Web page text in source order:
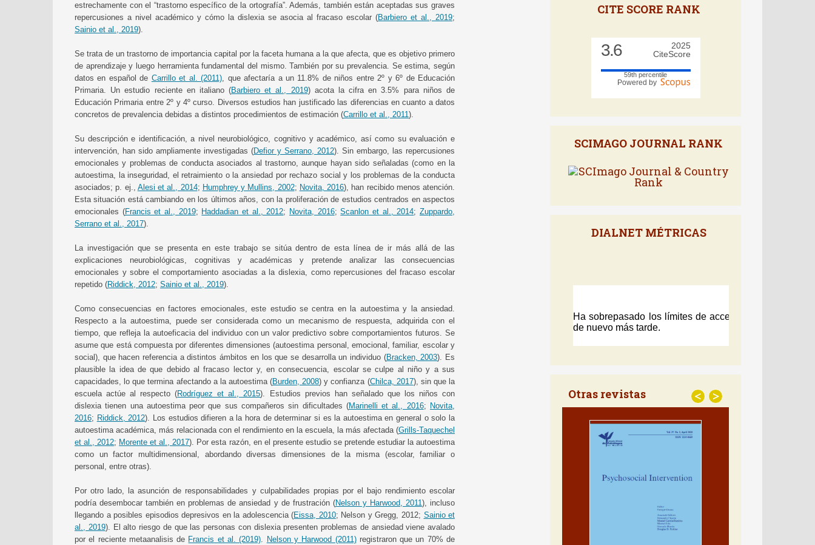
estrechamente con el “trastorno específico de la ortografía”. Además, también están aceptadas sus graves
repercusiones a nivel académico y cómo la dislexia se asocia al fracaso escolar (Barbiero et al., 2019;
Sainio et al., 2019).
Se trata de un trastorno de importancia capital por la faceta humana a la que afecta, que es objetivo primero
de aprendizaje y luego herramienta fundamental del mismo. También por su prevalencia. Se estima, según
datos en español de Carrillo et al. (2011), que afectaría a un 11.8% de niños entre 2º y 6º de Educación
Primaria. Un estudio reciente en italiano (Barbiero et al., 2019) acota la cifra en 3.5% para niños de
Educación Primaria entre 2º y 4º curso. Diversos estudios han justificado las diferencias en cuanto a datos
concretos de prevalencia debidas a distintos procedimientos de estimación (Carrillo et al., 2011).
Su descripción e identificación, a nivel neurobiológico, cognitivo y académico, así como su evaluación e
intervención, han sido ampliamente investigadas (Defior y Serrano, 2012). Sin embargo, las repercusiones
emocionales y problemas de conducta asociados al trastorno, aunque hayan sido señaladas (como en la
autoestima, la inseguridad, el retraimiento o la ansiedad por rechazo social y los problemas de la conducta
asociados; p. ej., Alesi et al., 2014; Humphrey y Mullins, 2002; Novita, 2016), han recibido menos atención.
Esta situación está cambiando en los últimos años, con la proliferación de estudios centrados en aspectos
emocionales (Francis et al., 2019; Haddadian et al., 2012; Novita, 2016;Scanlon et al., 2014;Zuppardo,
Serrano et al., 2017).
La investigación que se presenta en este trabajo se sitúa dentro de esta línea de ir más allá de las
explicaciones neurobiológicas, cognitivas y académicas y pretende analizar las consecuencias
emocionales y sobre el comportamiento asociadas a la dislexia, como repercusiones del fracaso escolar
repetido (Riddick, 2012; Sainio et al., 2019).
Como consecuencias en factores emocionales, este estudio se centra en la autoestima y la ansiedad.
Respecto a la autoestima, puede ser considerada como un mecanismo de respuesta, adquirida con el
tiempo, que refleja la autoeficacia del individuo con un valor predictivo sobre comportamientos futuros. Se
asume que está compuesta por diferentes dimensiones (autoestima personal, emocional, familiar, escolar y
social), que hacen referencia a distintos ámbitos en los que se desarrolla un individuo (Bracken, 2003). Es
plausible la idea de que debido al fracaso lector y, en consecuencia, escolar se culpe al niño y a sus
capacidades, lo que termina afectando a la autoestima (Burden, 2008) y confianza (Chilca, 2017), sin que la
escuela actúe al respecto (Rodríguez et al., 2015). Estudios previos han señalado que los niños con
dislexia tienen una autoestima peor que sus compañeros sin dificultades (Marinelli et al., 2016; Novita,
2016; Riddick, 2012). Los estudios difieren a la hora de determinar si es la autoestima en general o solo la
autoestima académica, más relacionada con el rendimiento en la escuela, la más afectada (Grills-Taquechel
et al., 2012; Morente et al., 2017). Por esta razón, en el presente estudio se pretende estudiar la autoestima
como un factor multidimensional, abordando diversas dimensiones de la misma (escolar, familiar o
personal, entre otras).
Por otro lado, la asunción de responsabilidades y culpabilidades propias por el bajo rendimiento escolar
podría desembocar también en problemas de ansiedad y de frustración (Nelson y Harwood, 2011), incluso
llegando a posibles episodios depresivos en la adolescencia (Eissa, 2010; Nelson y Gregg, 2012; Sainio et
al., 2019). El alto riesgo de que las personas con dislexia presenten problemas de ansiedad viene avalado
por el reciente metaanalisis de Francis et al. (2019). Nelson y Harwood (2011)registraron que un 70% de
CITE SCORE RANK
3.6
Otras revistas